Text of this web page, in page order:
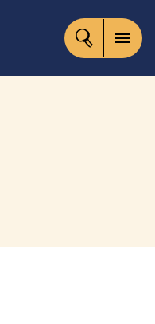
CONTENU
menu